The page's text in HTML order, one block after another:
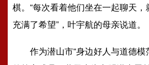
棋。“每次看着他们坐在一起聊天
充满了希望”，叶宇航的母亲说道。
作为潜山市“身边好人与道德模